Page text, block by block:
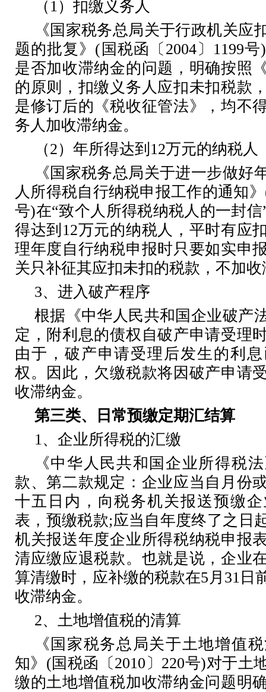
（ 1）扣缴义务人
《国家税务总局关于行政机关应
题的批复》 ( 国税函〔 2004〕 1199号)
是否加收滞纳金的问题，明确按照
的原则，扣缴义务人应扣未扣税款
是修订后的《税收征管法》，均不
务人加收滞纳金。
（2）年所得达到 12万元的纳税人
《国家税务总局关于进一步做好
人所得税自行纳税申报工作的通知》
号)在“致个人所得税纳税人的一封
得达到 12万元的纳税人，平时有应
理年度自行纳税申报时只要如实申
关只补征其应扣未扣的税款，不加
3、进入破产程序
根据《中华人民共和国企业破产
定，附利息的债权自破产申请受理
由于，破产申请受理后发生的利
权。因此，欠缴税款将因破产申请
收滞纳金。
第三类、日常预缴定期汇结算
1、企业所得税的汇缴
《中华人民共和国企业所得税
款、第二款规定：企业应当自月份
十五日内，向税务机关报送预缴
表，预缴税款;应当自年度终了之日
机关报送年度企业所得税纳税申报
清应缴应退税款。也就是说，企业
算清缴时，应补缴的税款在5 月 31 日
收滞纳金。
2、土地增值税的清算
《国家税务总局关于土地增值
知》 (国税函〔 2010 〕 220号)对于土
缴的土地增值税加收滞纳金问题明